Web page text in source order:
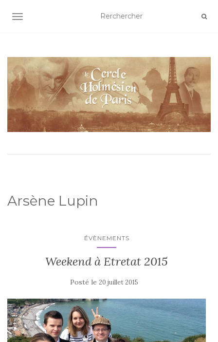
AFFICHER/MASQUER LA NAVIGATION
Arsène Lupin
ÉVÈNEMENTS
Weekend à Etretat 2015
Posté le 20 juillet 2015